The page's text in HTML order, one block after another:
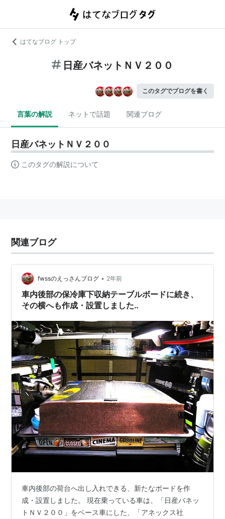
はてなブログ トップ
日産バネットＮＶ２００
このタグでブログを書く
言葉の解説 ネットで話題 関連ブログ
日産バネットＮＶ２００
このタグの解説について
関連ブログ
fwssのえっさんブログ • 2年前
車内後部の保冷庫下収納テーブルボードに続き、
その横へも作成・設置しました‥
車内後部の荷台へ出し入れできる、新たなボードを作
成・設置しました。 現在乗っている車は、「日産バネッ
トＮＶ２００」をベース車にした、「アネックス社